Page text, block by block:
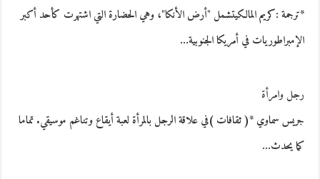
*ترجمة :كريم المالكيتشمل "أرض الأنكا"، وهي الحضارة التي اشتهرت كأحد أكبر
الإمبراطوريات في أمريكا الجنوبية…
رجل وامرأة
جريس سماوي *( ثقافات )في علاقة الرجل بالمرأة لعبة أيقاع وتناغم موسيقي. تماما
كما يحدث…